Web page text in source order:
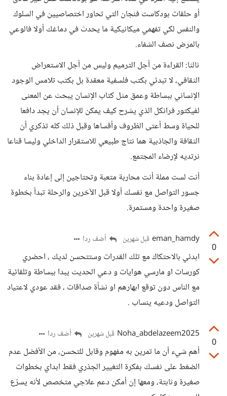
أو حلقات بودكاست فنجان التي تحاور اختصاصيين في السلوك
والنفس لكي تفهمي ميكانيكية ما يحدث في دماغك أولا فالوعي
بالمرض نصف الشفاء.
ثالثا: القراءة من أجل الترميم وليس من أجل الاستعراض
الثقافي، لا تبدئي بكتب فلسفية معقدة بل بكتب تلامس الوجود
الإنساني ببساطة وعمق مثل كتاب الإنسان يبحث عن المعنى
لفيكتور فرانكل الذي يشرح كيف يمكن للإنسان أن يجد دافعا
للحياة وسط أعتى الظروف وأقساها وقبل ذلك كله تذكري أن
الثقافة والجاذبية هما نتاج طبيعي للاستقرار الداخلي وليسا قناعا
نرتديه لإرضاء المجتمع.
أنت لست مملة أنت محاربة متعبة وتحتاجين إلى إعادة بناء
جسور التواصل مع نفسك أولا قبل الآخرين والرحلة تبدأ بخطوة
صغيرة واحدة ومستمرة.
0
eman_hamdy قبل شهرين أضف ردا
ابدئي بالاحتكاك مع تلك القدرات وستتحسن لديك ، احضري
كورسات او مارسي هوايات و دعي الحديث يبدا ببساطة وتلقائية
مع الناس دون توقع ابهارهم او نشأة صداقات ، فقد عودي لاعتياد
التواصل ودعيه ينساب .
0
Noha_abdelazeem2025 قبل شهرين أضف ردا
أهم شيء أن ما تمرين به مفهوم وقابل للتحسن، من الأفضل عدم
الضغط على نفسك بفكرة التغيير الجذري فقط ابداي بخطوات
صغيرة وثابتة، ومعها إن أمكن دعم علاجي متخصص لأنه يسرّع